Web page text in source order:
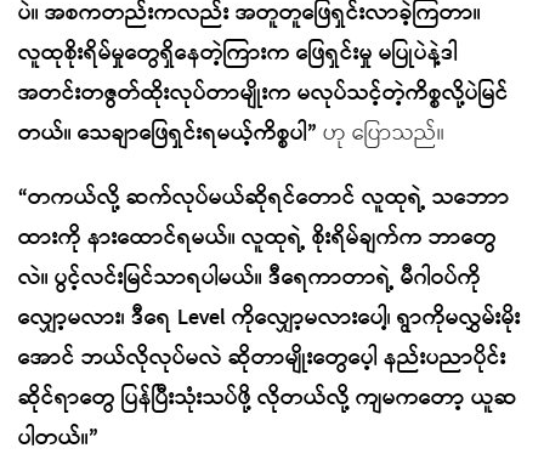
ပဲ။ အစကတည်းကလည်း အတူတူဖြေရှင်းလာခဲ့ကြတာ။
လူထုစိုးရိမ်မှုတွေရှိနေတဲ့ကြားက ဖြေရှင်းမှု မပြုပဲနဲ့ဒါ
အတင်းတဇွတ်ထိုးလုပ်တာမျိုးက မလုပ်သင့်တဲ့ကိစ္စလို့ပဲမြင်
တယ်။ သေချာဖြေရှင်းရမယ့်ကိစ္စပါ” ဟု ပြောသည်။
“တကယ်လို့ ဆက်လုပ်မယ်ဆိုရင်တောင် လူထုရဲ့ သဘောာ
ထားကို နားထောင်ရမယ်။ လူထုရဲ့ စိုးရိမ်ချက်က ဘာတွေ
လဲ။ ပွင့်လင်းမြင်သာရပါမယ်။ ဒီရေကာတာရဲ့ မီဂါဝပ်ကို
လျှော့မလား၊ ဒီရေ Level ကိုလျှော့မလားပေါ့၊ ရွာကိုမလွှမ်းမိုး
အောင် ဘယ်လိုလုပ်မလဲ ဆိုတာမျိုးတွေပေ့ါ နည်းပညာပိုင်း
ဆိုင်ရာတွေ ပြန်ပြီးသုံးသပ်ဖို့ လိုတယ်လို့ ကျမကတော့ ယူဆ
ပါတယ်။”